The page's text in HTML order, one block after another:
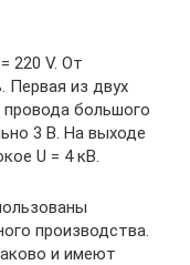
220 V. От
Первая из двух
большого
3 В. На выходе
U = 4 кВ.
производства.
и имеют